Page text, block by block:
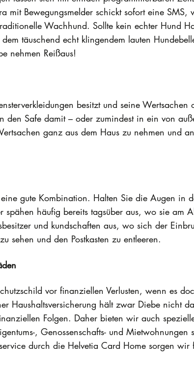
mit Bewegungsmelder schickt sofort eine
Wachhund. Sollte kein echter Hund
täuschend echt klingendem lauten
nehmen Reißaus!
besitzt und seine
den Safe damit – oder zumindest in ein von
ganz aus dem Haus zu nehmen und
gute Kombination. Halten Sie die Augen in
spähen häufig bereits tagsüber aus, wo sie am
und kundschaften aus, wo sich der
sehen und den Postkasten zu entleeren.
vor finanziellen Verlusten, wenn es
Haushaltsversicherung hält zwar Diebe nicht
Folgen. Daher bieten wir auch
, Genossenschafts- und Mietwohnungen
durch die Helvetia Card Home sorgen